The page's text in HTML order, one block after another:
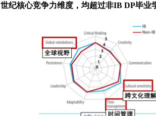
世纪核心竞争力维度，均超过非IB DP毕业